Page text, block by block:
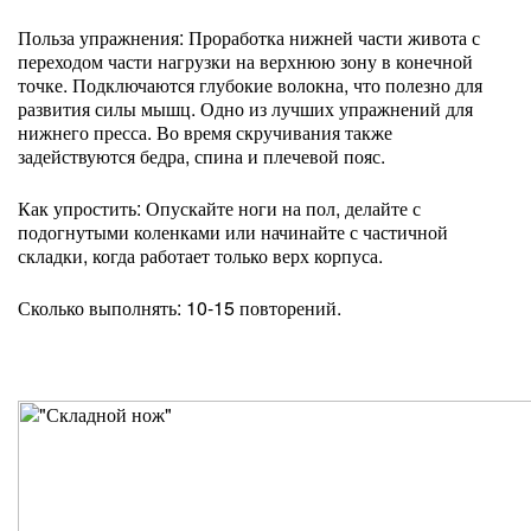
Польза упражнения: Проработка нижней части живота с
переходом части нагрузки на верхнюю зону в конечной
точке. Подключаются глубокие волокна, что полезно для
развития силы мышц. Одно из лучших упражнений для
нижнего пресса. Во время скручивания также
задействуются бедра, спина и плечевой пояс.
Как упростить: Опускайте ноги на пол, делайте с
подогнутыми коленками или начинайте с частичной
складки, когда работает только верх корпуса.
Сколько выполнять: 10-15 повторений.